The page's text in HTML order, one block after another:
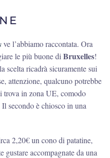
ve l’abbiamo raccontata. Ora
le più buone di Bruxelles!
scelta ricadrà sicuramente sui
attenzione, qualcuno potrebbe
trova in zona UE, comodo
secondo è chiosco in una
2,20€ un cono di patatine,
gustare accompagnate da una